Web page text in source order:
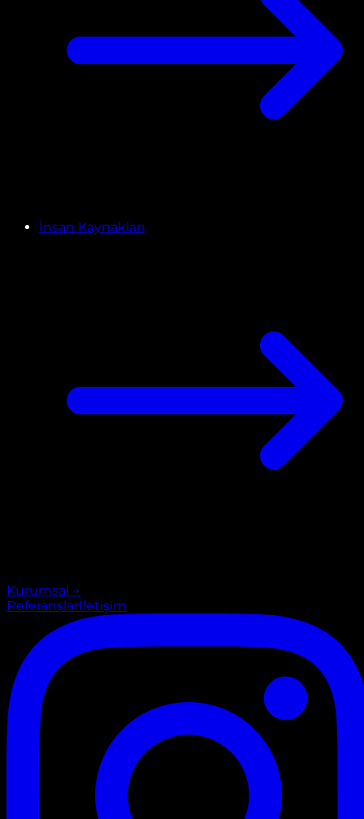
İnsan Kaynakları
Kurumsal →
Referanslarİletişim